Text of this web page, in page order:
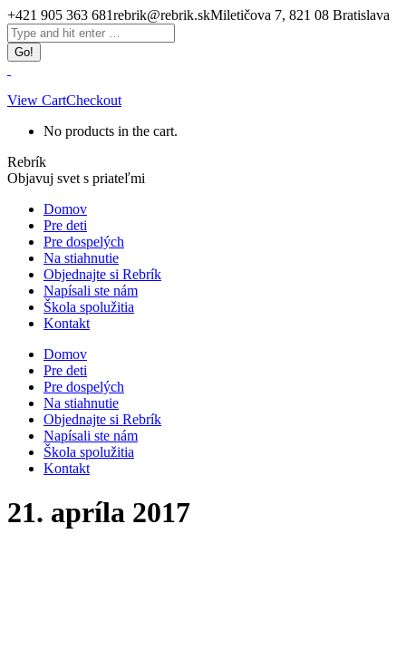
Skip
to
content
+421 905 363 681rebrik@rebrik.skMiletičova 7, 821 08 Bratislava
Facebook
page
opens
in
new
window
Search:
View CartCheckout
No products in the cart.
Rebrík
Objavuj svet s priateľmi
Domov
Pre deti
Pre dospelých
Na stiahnutie
Objednajte si Rebrík
Napísali ste nám
Škola spolužitia
Kontakt
Domov
Pre deti
Pre dospelých
Na stiahnutie
Objednajte si Rebrík
Napísali ste nám
Škola spolužitia
Kontakt
21. apríla 2017